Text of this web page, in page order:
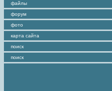
файлы
форум
фото
карта сайта
поиск
поиск